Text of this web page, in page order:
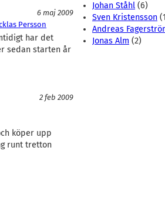
6 maj 2009
Persson
har det
sedan starten år
2 feb 2009
köper upp
runt tretton
Johan Ståhl (6)
Sven Kristensson
Andreas
Jonas Alm (2)